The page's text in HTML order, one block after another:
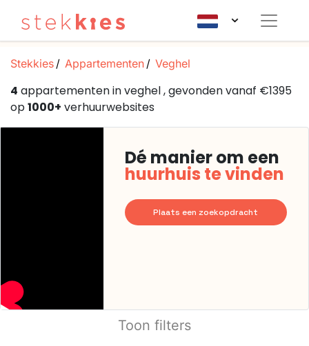
Stekkies Appartementen Veghel
4 appartementen in veghel , gevonden vanaf €1395
op1000+ verhuurwebsites
Dé manier om een
huurhuis te vinden
Plaats een zoekopdracht
Toon filters